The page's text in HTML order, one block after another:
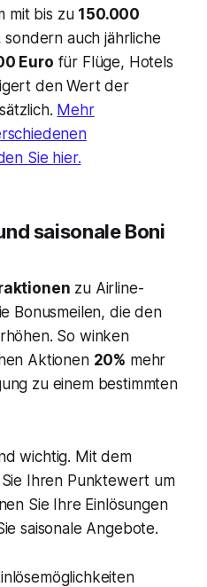
mit bis zu 150.000
sondern auch jährliche
Euro für Flüge, Hotels
den Wert der
Mehr
Sie hier.
saisonale Boni
zu Airline-
Bonusmeilen, die den
So winken
Aktionen 20% mehr
zu einem bestimmten
wichtig. Mit dem
Ihren Punktewert um
Sie Ihre Einlösungen
saisonale Angebote.